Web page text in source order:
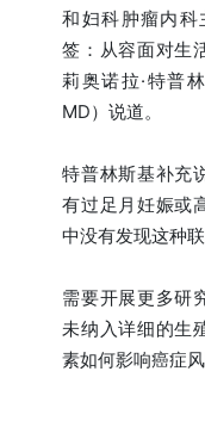
和妇科肿瘤内
签：从容面对生
莉奥诺拉·特普
MD）说道。
特普林斯基补充
有过足月妊娠或
中没有发现这种联
需要开展更多研
未纳入详细的生
素如何影响癌症风